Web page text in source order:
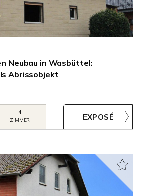
Neubau in Wasbüttel:
Abrissobjekt
4
ZIMMER